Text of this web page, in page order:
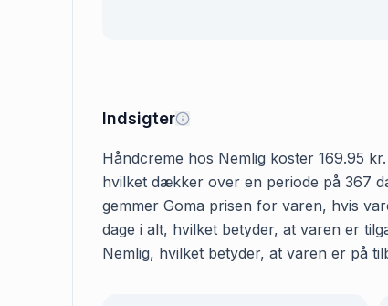
Indsigter
Håndcreme hos Nemlig koster 169.95
hvilket dækker over en periode på 367
gemmer Goma prisen for varen, hvis
dage i alt, hvilket betyder, at varen er
Nemlig, hvilket betyder, at varen er på